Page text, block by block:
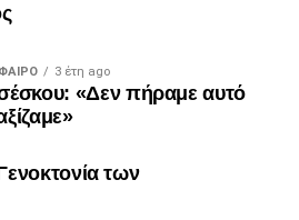
3 έτη ago
«Δεν πήραμε αυτό
των